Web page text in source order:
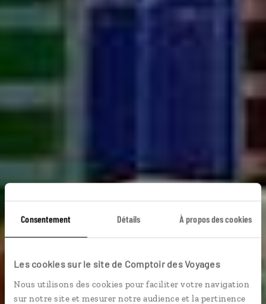
Consentement Détails À propos des cookies
Les cookies sur le site de Comptoir des Voyages
Nous utilisons des cookies pour faciliter votre navigation
sur notre site et mesurer notre audience et la pertinence
Visages d'Iran
Circuit : Mashhad, Teheran, Ispahan, Farahzad, Yazd,